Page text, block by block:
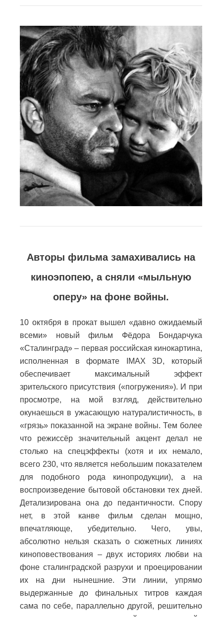
Авторы фильма замахивались на
киноэпопею, а сняли «мыльную
оперу» на фоне войны.
10 октября в прокат вышел «давно ожидаемый
всеми» новый фильм Фёдора Бондарчука
«Сталинград» – первая российская кинокартина,
исполненная в формате IMAX 3D, который
обеспечивает максимальный эффект
зрительского присутствия («погружения»). И при
просмотре, на мой взгляд, действительно
окунаешься в ужасающую натуралистичность, в
«грязь» показанной на экране войны. Тем более
что режиссёр значительный акцент делал не
столько на спецэффекты (хотя и их немало,
всего 230, что является небольшим показателем
для подобного рода кинопродукции), а на
воспроизведение бытовой обстановки тех дней.
Детализирована она до педантичности. Спору
нет, в этой канве фильм сделан мощно,
впечатляюще, убедительно. Чего, увы,
абсолютно нельзя сказать о сюжетных линиях
киноповествования – двух историях любви на
фоне сталинградской разрухи и проецировании
их на дни нынешние. Эти линии, упрямо
выдержанные до финальных титров каждая
сама по себе, параллельно другой, решительно